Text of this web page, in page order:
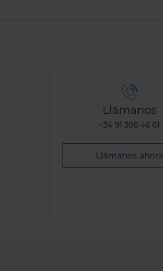
Llámanos
+34 91 398 46 61
Llámanos ahora